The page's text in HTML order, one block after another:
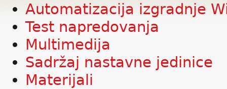
Automatizacija izgradnje
Test napredovanja
Multimedija
Sadržaj nastavne jedinice
Materijali